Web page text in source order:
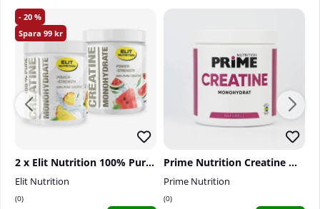
20
99
2 x Elit Nutrition 100% Pure Creatine Monohydrate, 300 g
Elit Nutrition
0
Prime Nutrition Creatine Monohydrate, 300 g
Prime Nutrition
0